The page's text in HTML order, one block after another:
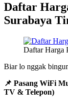
Daftar
Surabaya
Daftar Harga
Biar lo nggak
📌 Pasang WiFi
TV & Telepon)